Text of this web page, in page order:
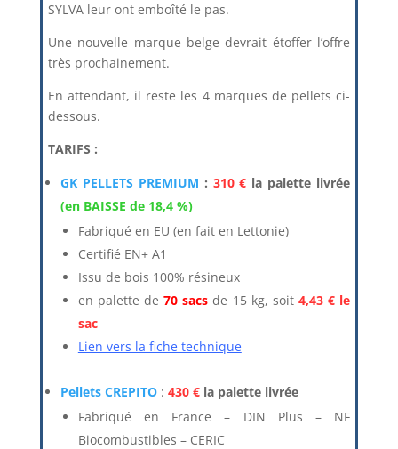
SYLVA leur ont emboîté le pas.
Une nouvelle marque belge devrait étoffer l’offre
très prochainement.
En attendant, il reste les 4 marques de pellets ci-
dessous.
TARIFS :
GK PELLETS PREMIUM : 310 € la palette livrée
(en BAISSE de 18,4 %)
Fabriqué en EU (en fait en Lettonie)
Certifié EN+ A1
Issu de bois 100% résineux
en palette de70 sacs de 15 kg, soit 4,43 € le
sac
Lien vers la fiche technique
Pellets CREPITO : 430 €la palette livrée
Fabriqué en France – DIN Plus – NF
Biocombustibles – CERIC